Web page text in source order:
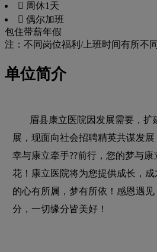
 周休1天
 偶尔加班
包住带薪年假
注：不同岗位福利/上班时间有所不同
单位简介
眉县康立医院因发展需要，扩
展，现面向社会招聘精英共谋发
幸与康立牵手??前行，您的梦与
花！康立医院将为您提供成长，
的心有所属，梦有所依！感恩遇
分，一切缘分皆美好！